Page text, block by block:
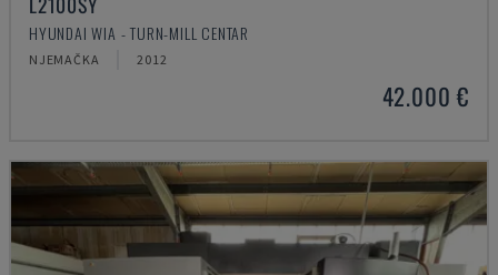
HYUNDAI WIA - TURN-MILL CENTAR
NJEMAČKA 2012
42.000 €